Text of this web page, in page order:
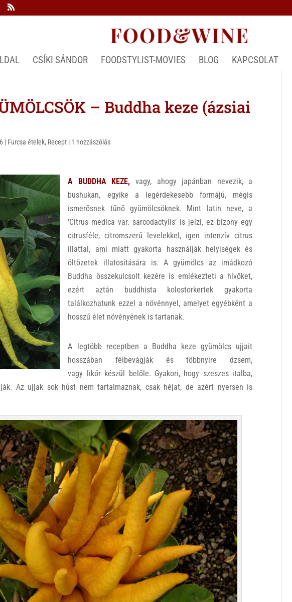
CSÍKI SÁNDOR FOODSTYLIST-MOVIES BLOG KAPCSOLAT
– Buddha keze (ázsiai
| Furcsa ételek, Recept | 1 hozzászólás
A BUDDHA KEZE,vagy, ahogy japánban nevezik, a
bushukan, egyike a legérdekesebb formájú, mégis
ismerősnek tűnő gyümölcsöknek. Mint latin neve, a
‘Citrus medica var. sarcodactylis’ is jelzi, ez bizony egy
citrusféle, citromszerű levelekkel, igen intenzív citrus
illattal, ami miatt gyakorta használják helyiségek és
öltözetek illatosítására is. A gyümölcs az imádkozó
Buddha összekulcsolt kezére is emlékezteti a hívőket,
ezért aztán buddhista kolostorkertek gyakorta
találkozhatunk ezzel a növénnyel, amelyet egyébként a
hosszú élet növényének is tartanak.
A legtöbb receptben a Buddha keze gyümölcs ujjait
hosszában félbevágják és többnyire dzsem,
vagy likőr készül belőle. Gyakori, hogy szeszes italba,
Az ujjak sok húst nem tartalmaznak, csak héjat, de azért nyersen is